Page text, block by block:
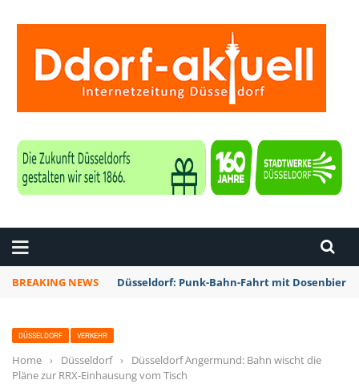
BREAKING NEWS Düsseldorf: Punk-Bahn-Fahrt mit Dosenbier
DÜSSELDORF VERKEHR
Home › Düsseldorf ›
Düsseldorf Angermund: Bahn wischt die
Pläne zur RRX-Einhausung vom Tisch